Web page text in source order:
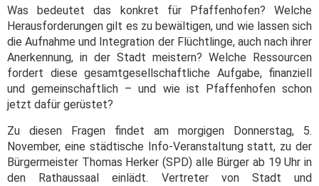
Was bedeutet das konkret für Pfaffenhofen? Welche
Herausforderungen gilt es zu bewältigen, und wie lassen sich
die Aufnahme und Integration der Flüchtlinge, auch nach ihrer
Anerkennung, in der Stadt meistern? Welche Ressourcen
fordert diese gesamtgesellschaftliche Aufgabe, finanziell
und gemeinschaftlich – und wie ist Pfaffenhofen schon
jetzt dafür gerüstet?
Zu diesen Fragen findet am morgigen Donnerstag, 5.
November, eine städtische Info-Veranstaltung statt, zu der
Bürgermeister Thomas Herker (SPD) alle Bürger ab 19 Uhr in
den Rathaussaal einlädt. Vertreter von Stadt und